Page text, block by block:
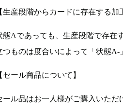
生産段階からカードに存在する加
態Aであっても、生産段階で存在
つものは度合いによって「状態A-
セール商品について】
ール品はお一人様がご購入いた